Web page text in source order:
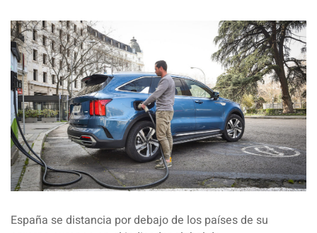
España se distancia por debajo de los países de su